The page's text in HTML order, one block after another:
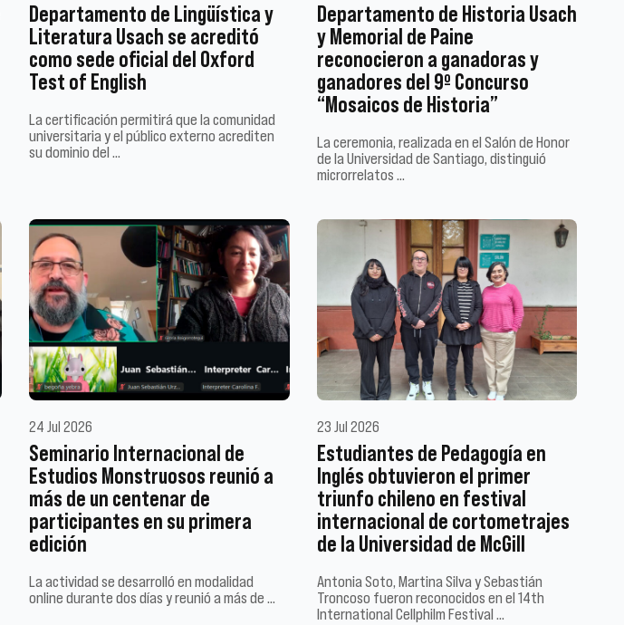
Departamento de Lingüística y
Literatura Usach se acreditó
como sede oficial del Oxford
Test of English
La certificación permitirá que la comunidad
universitaria y el público externo acrediten
su dominio del …
Departamento de Historia Usach
y Memorial de Paine
reconocieron a ganadoras y
ganadores del 9º Concurso
“Mosaicos de Historia”
La ceremonia, realizada en el Salón de Honor
de la Universidad de Santiago, distinguió
microrrelatos …
24 Jul 2026
Seminario Internacional de
Estudios Monstruosos reunió a
más de un centenar de
participantes en su primera
edición
La actividad se desarrolló en modalidad
online durante dos días y reunió a más de …
23 Jul 2026
Estudiantes de Pedagogía en
Inglés obtuvieron el primer
triunfo chileno en festival
internacional de cortometrajes
de la Universidad de McGill
Antonia Soto, Martina Silva y Sebastián
Troncoso fueron reconocidos en el 14th
International Cellphilm Festival …